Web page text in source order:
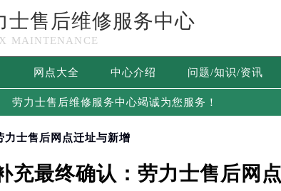
士售后维修服务中心
MAINTENANCE
网点大全 中心介绍 问题/知识/资讯
劳力士售后维修服务中心竭诚为您服务！
士售后网点迁址与新增
充最终确认：劳力士售后网